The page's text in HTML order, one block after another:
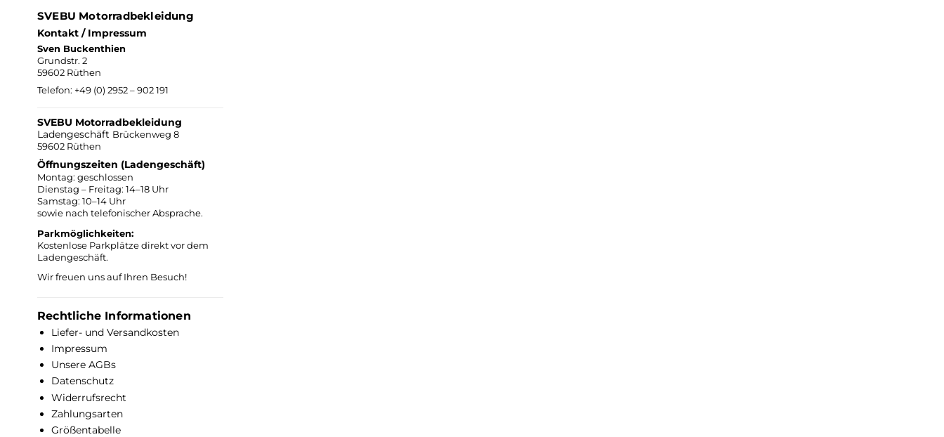
SVEBU Motorradbekleidung
Kontakt / Impressum
Sven Buckenthien
Grundstr. 2
59602 Rüthen
Telefon: +49 (0) 2952 – 902 191
SVEBU Motorradbekleidung
Ladengeschäft Brückenweg 8
59602 Rüthen
Öffnungszeiten (Ladengeschäft)
Montag: geschlossen
Dienstag – Freitag: 14–18 Uhr
Samstag: 10–14 Uhr
sowie nach telefonischer Absprache.
Parkmöglichkeiten:
Kostenlose Parkplätze direkt vor dem
Ladengeschäft.
Wir freuen uns auf Ihren Besuch!
Rechtliche Informationen
Liefer- und Versandkosten
Impressum
Unsere AGBs
Datenschutz
Widerrufsrecht
Zahlungsarten
Größentabelle